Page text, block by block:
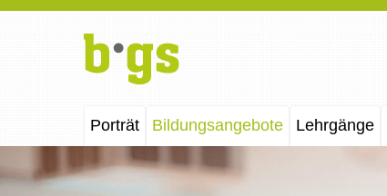
Porträt Bildungsangebote Lehrgänge